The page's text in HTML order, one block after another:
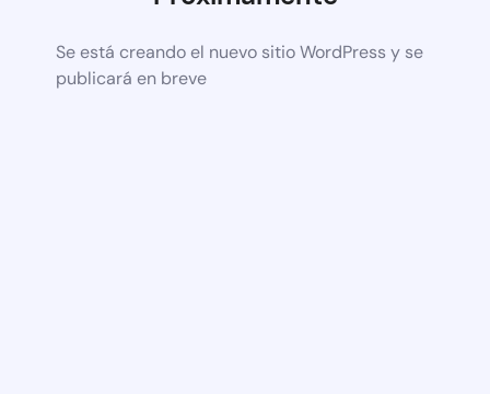
Se está creando el nuevo sitio WordPress y se
publicará en breve